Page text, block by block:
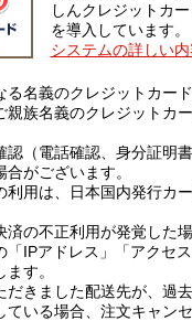
しんクレジットカ
を導入しています。
システムの詳しい
名義のクレジットカー
親族名義のクレジットカ
（電話確認、身分証明
がございます。
用は、日本国内発行カ
の不正利用が発覚した
「IPアドレス」「アクセ
す。
きました配送先が、過
ている場合、注文キャン